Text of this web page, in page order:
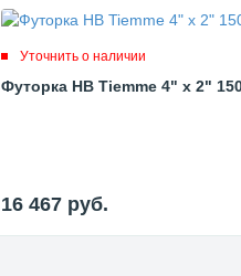
Уточнить о наличии
Футорка НВ Tiemme 4" x 2"
16 467 руб.